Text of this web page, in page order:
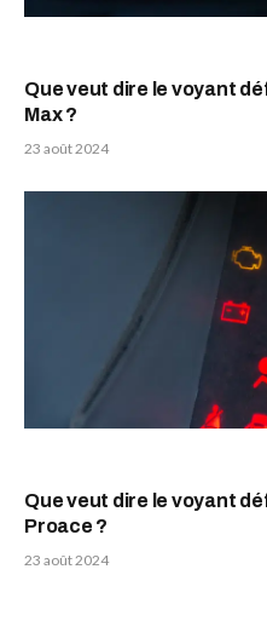
Que veut dire le voyant
Max ?
23 août 2024
Que veut dire le voyant
Proace ?
23 août 2024